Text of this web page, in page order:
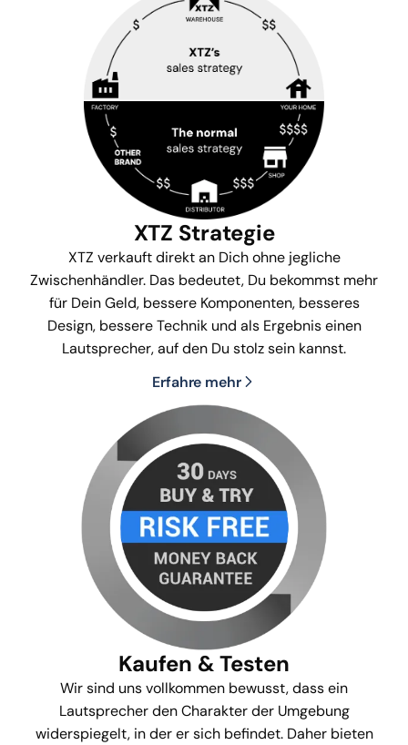
XTZ Strategie
XTZ verkauft direkt an Dich ohne jegliche
Zwischenhändler. Das bedeutet, Du bekommst mehr
für Dein Geld, bessere Komponenten, besseres
Design, bessere Technik und als Ergebnis einen
Lautsprecher, auf den Du stolz sein kannst.
Erfahre mehr
Kaufen & Testen
Wir sind uns vollkommen bewusst, dass ein
Lautsprecher den Charakter der Umgebung
widerspiegelt, in der er sich befindet. Daher bieten